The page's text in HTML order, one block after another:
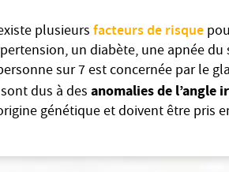
plusieursfacteurs de risque
un diabète, une apnée
sur 7 est concernée par le
dus à des anomalies de l’angle
génétique et doivent être pris